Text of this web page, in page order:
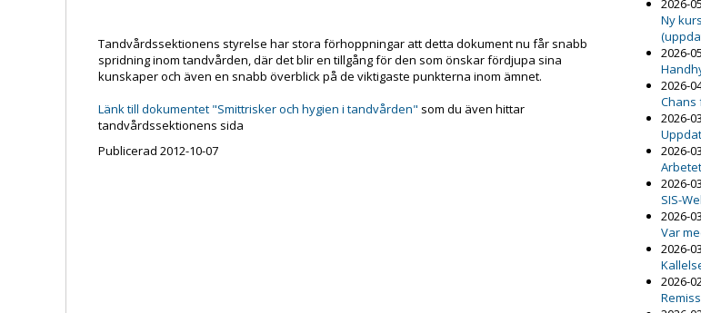
Tandvårdssektionens styrelse har stora förhoppningar att detta dokument nu får snabb
spridning inom tandvården, där det blir en tillgång för den som önskar fördjupa sina
kunskaper och även en snabb överblick på de viktigaste punkterna inom ämnet.
Länk till dokumentet "Smittrisker och hygien i tandvården" som du även hittar
tandvårdssektionens sida
Publicerad 2012-10-07
2026-
Ny
2026-
2026-
Chans
2026-
2026-
2026-
SIS-
2026-
Var
2026-
2026-